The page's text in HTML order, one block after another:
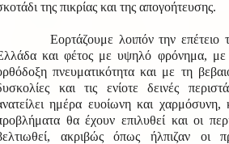
της πικρίας και της απογοήτευσης.
λοιπόν την επέτειο
και φέτος με υψηλό φρόνημα, με
πνευματικότητα και με τη
και τις ενίοτε δεινές
ημέρα ευοίωνη και χαρμόσυνη,
θα έχουν επιλυθεί και οι
ακριβώς όπως ήλπιζαν οι